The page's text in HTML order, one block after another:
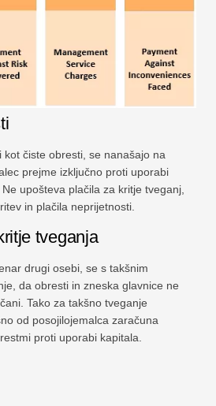
kot čiste obresti, se nanašajo na
prejme izključno proti uporabi
upošteva plačila za kritje tveganj,
in plačila neprijetnosti.
tveganja
drugi osebi, se s takšnim
da obresti in zneska glavnice ne
Tako za takšno tveganje
od posojilojemalca zaračuna
proti uporabi kapitala.